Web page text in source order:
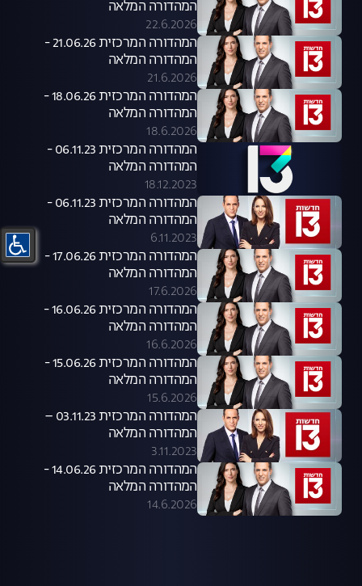
המהדורה המלאה
22.6.2026
המהדורה המרכזית 21.06.26 -
המהדורה המלאה
21.6.2026
המהדורה המרכזית 18.06.26 -
המהדורה המלאה
18.6.2026
המהדורה המרכזית 06.11.23 -
המהדורה המלאה
18.12.2023
המהדורה המרכזית 06.11.23 -
המהדורה המלאה
6.11.2023
המהדורה המרכזית 17.06.26 -
המהדורה המלאה
17.6.2026
המהדורה המרכזית 16.06.26 -
המהדורה המלאה
16.6.2026
המהדורה המרכזית 15.06.26 -
המהדורה המלאה
15.6.2026
המהדורה המרכזית 03.11.23 –
המהדורה המלאה
3.11.2023
המהדורה המרכזית 14.06.26 -
המהדורה המלאה
14.6.2026